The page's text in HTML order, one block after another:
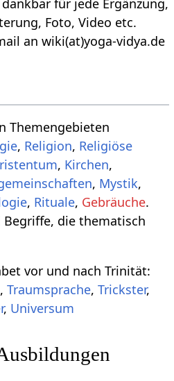
für jede Ergänzung,
Foto, Video etc.
an wiki(at)yoga-vidya.de
Themengebieten
, Religion, Religiöse
, Kirchen,
, Mystik,
, Rituale, Gebräuche.
die thematisch
vor und nach Trinität:
, Traumsprache, Trickster,
, Universum